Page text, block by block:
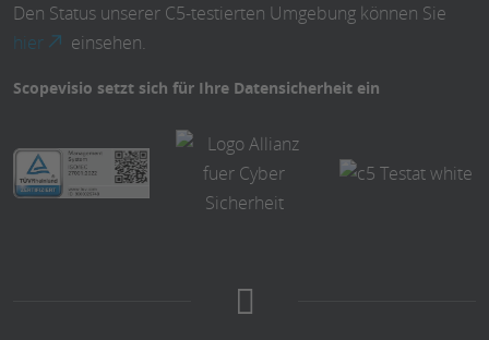
Den Status unserer C5-testierten Umgebung können Sie
hier
einsehen.
Scopevisio setzt sich für Ihre Datensicherheit ein